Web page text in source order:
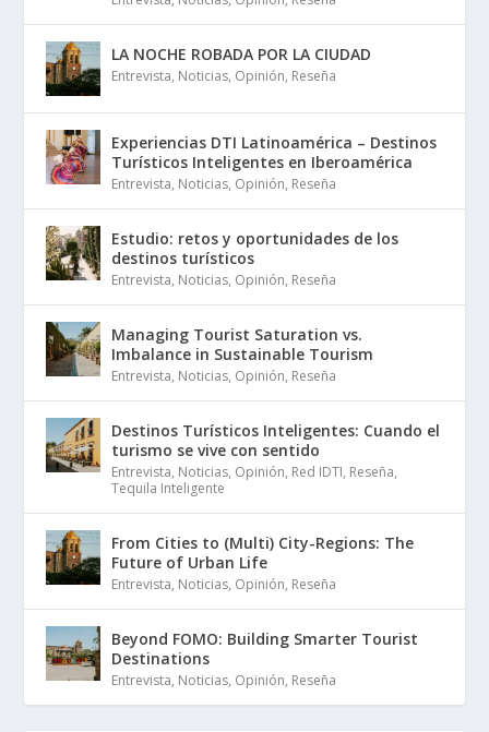
LA NOCHE ROBADA POR LA CIUDAD
Entrevista, Noticias, Opinión, Reseña
Experiencias DTI Latinoamérica – Destinos
Turísticos Inteligentes en Iberoamérica
Entrevista, Noticias, Opinión, Reseña
Estudio: retos y oportunidades de los
destinos turísticos
Entrevista, Noticias, Opinión, Reseña
Managing Tourist Saturation vs.
Imbalance in Sustainable Tourism
Entrevista, Noticias, Opinión, Reseña
Destinos Turísticos Inteligentes: Cuando el
turismo se vive con sentido
Entrevista, Noticias, Opinión, Red IDTI, Reseña,
Tequila Inteligente
From Cities to (Multi) City-Regions: The
Future of Urban Life
Entrevista, Noticias, Opinión, Reseña
Beyond FOMO: Building Smarter Tourist
Destinations
Entrevista, Noticias, Opinión, Reseña